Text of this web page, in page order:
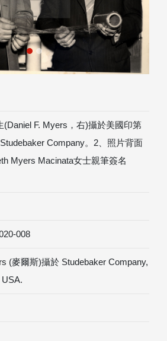
(Daniel F. Myers，右)攝於美國印第
Company。2、照片背面
Myers Macinata女士親筆簽名
008
(麥爾斯)攝於 Studebaker Company,
USA.